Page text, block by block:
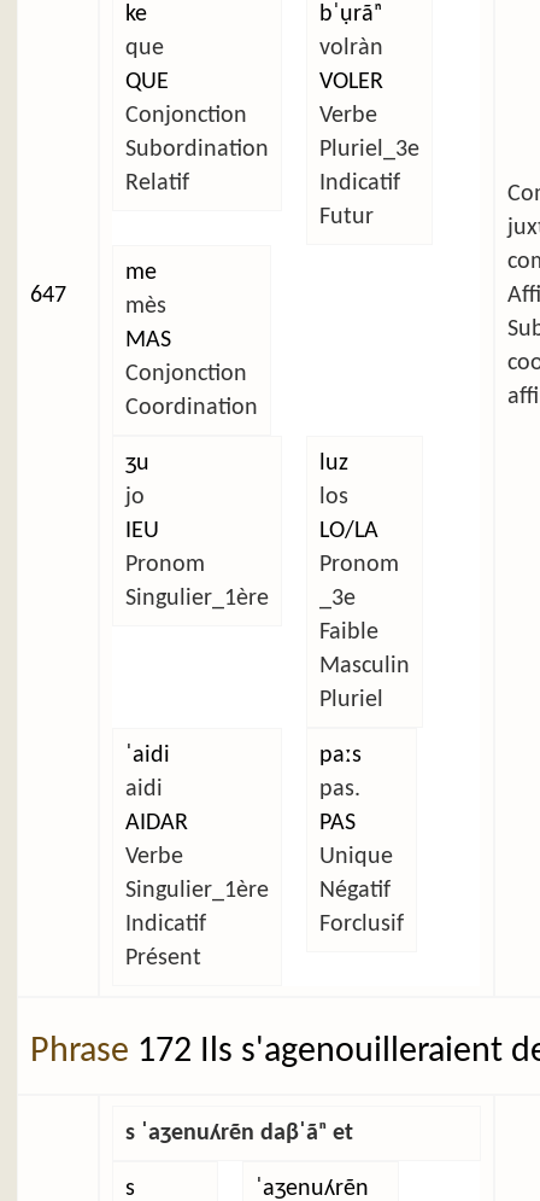
647
ke
que
QUE
Conjonction
Subordination
Relatif
bˈụrãⁿ
volràn
VOLER
Verbe
Pluriel_3e
Indicatif
Futur
me
mès
MAS
Conjonction
Coordination
ʒu
jo
IEU
Pronom
Singulier_1ère
luz
los
LO/LA
Pronom
_3e
Faible
Masculin
Pluriel
ˈaidi
aidi
AIDAR
Verbe
Singulier_1ère
Indicatif
Présent
paːs
pas.
PAS
Unique
Négatif
Forclusif
Phrase 172 Ils s'agenouilleraient
s ˈaʒenuʎrẽn daβˈãⁿ et
s
ˈaʒenuʎrẽn